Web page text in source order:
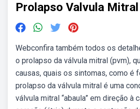
Prolapso Valvula
Webconfira também todos os
o prolapso da válvula mitral (pvm),
causas, quais os sintomas, como é
prolapso da válvula mitral é uma
válvula mitral “abaula” em direção à